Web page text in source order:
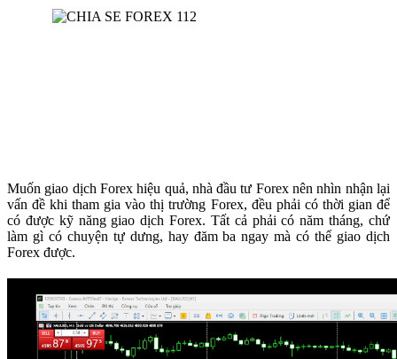
Muốn giao dịch Forex hiệu quả, nhà đầu tư Forex nên nhìn nhận lại
vấn đề khi tham gia vào thị trường Forex, đều phải có thời gian để
có được kỹ năng giao dịch Forex. Tất cả phải có năm tháng, chứ
làm gì có chuyện tự dưng, hay đăm ba ngay mà có thể giao dịch
Forex được.